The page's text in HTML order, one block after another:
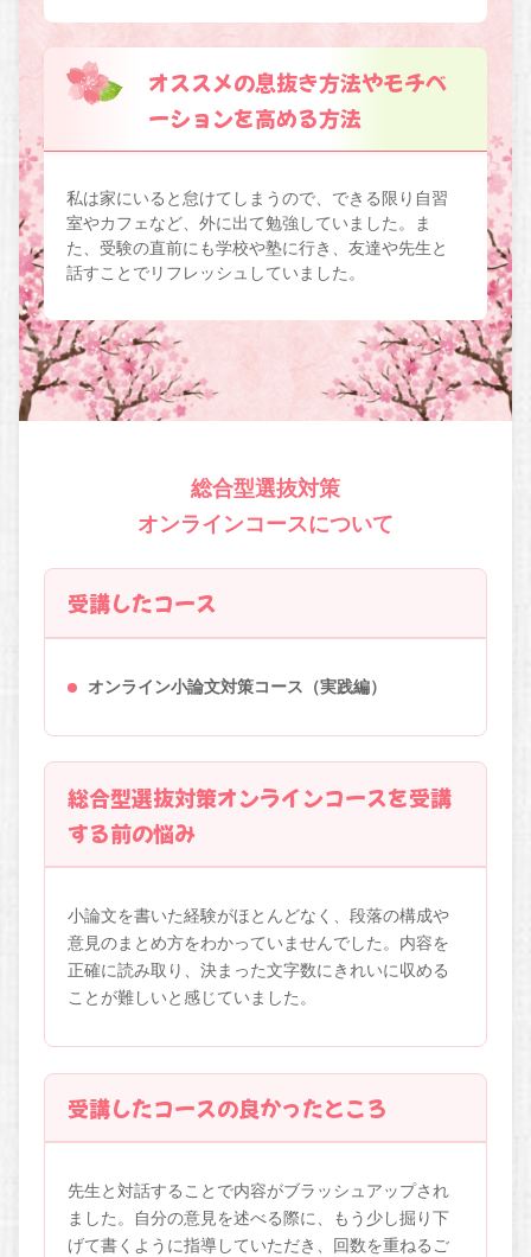
オススメの息抜き方法やモチベ
ーションを高める方法
私は家にいると怠けてしまうので、できる限り自習
室やカフェなど、外に出て勉強していました。ま
た、受験の直前にも学校や塾に行き、友達や先生と
話すことでリフレッシュしていました。
総合型選抜対策
オンラインコースについて
受講したコース
オンライン小論文対策コース（実践編）
総合型選抜対策オンラインコースを受講
する前の悩み
小論文を書いた経験がほとんどなく、段落の構成や
意見のまとめ方をわかっていませんでした。内容を
正確に読み取り、決まった文字数にきれいに収める
ことが難しいと感じていました。
受講したコースの良かったところ
先生と対話することで内容がブラッシュアップされ
ました。自分の意見を述べる際に、もう少し掘り下
げて書くように指導していただき、回数を重ねるご